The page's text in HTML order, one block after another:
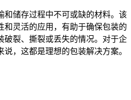
和储存过程中不可或缺的材料。该
和灵活的应用，有助于确保包装的
破裂、撕裂或丢失的情况。对于企
，这都是理想的包装解决方案。